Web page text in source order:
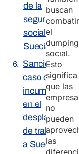
de la
seguridad
social en
Suecia
Sanciones en
caso de
incumplimiento
en el
de
a Suecia
buscan
combatir
el
dumping
social.
Esto
significa
que las
no
pueden
las